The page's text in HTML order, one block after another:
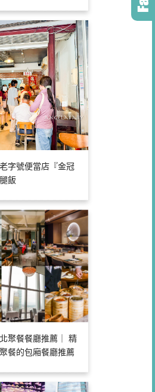
字號便當店『金冠
飯
聚餐餐廳推薦｜ 精
餐的包廂餐廳推薦